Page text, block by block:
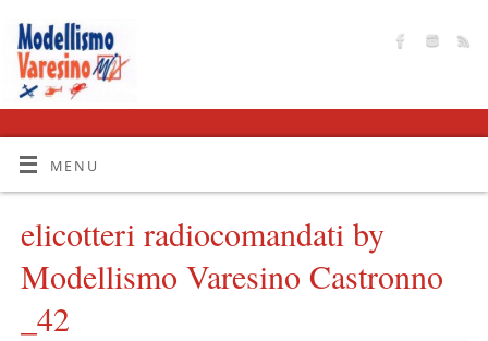
MENU
elicotteri radiocomandati by
Modellismo Varesino Castronno
_42